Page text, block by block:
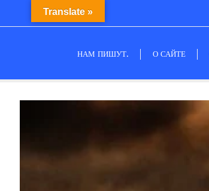
НАМ ПИШУТ. О САЙТЕ
Translate »